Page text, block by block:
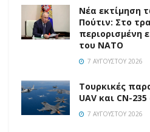
Νέα εκτίμηση
Πούτιν: Στο
περιορισμένη
του ΝΑΤΟ
7 ΑΥΓΟΎΣΤΟΥ 2026
Τουρκικές
UAV και CN-
7 ΑΥΓΟΎΣΤΟΥ 2026